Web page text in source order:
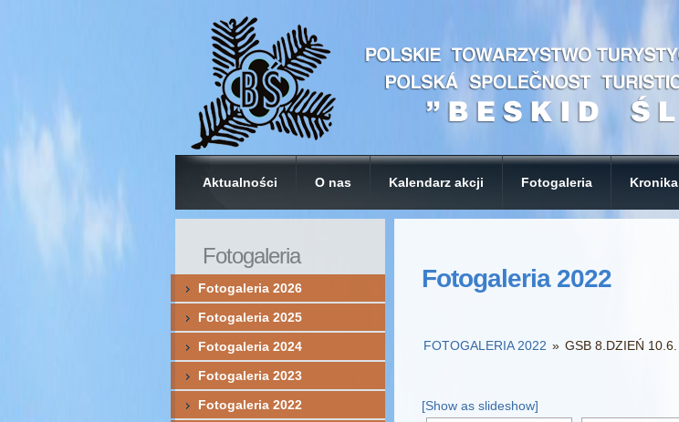
Aktualności O nas Kalendarz akcji Fotogaleria Kronika
Fotogaleria 2022
FOTOGALERIA 2022 » GSB 8.DZIEŃ 10.6.
[Show as slideshow]
Fotogaleria
Fotogaleria 2026
Fotogaleria 2025
Fotogaleria 2024
Fotogaleria 2023
Fotogaleria 2022